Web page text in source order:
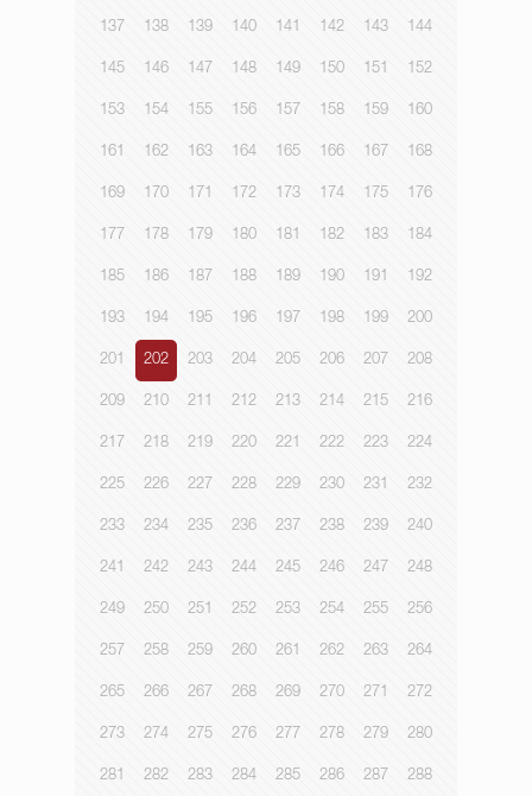
137 138 139 140 141 142 143 144
145 146 147 148 149 150 151 152
153 154 155 156 157 158 159 160
161 162 163 164 165 166 167 168
169 170 171 172 173 174 175 176
177 178 179 180 181 182 183 184
185 186 187 188 189 190 191 192
193 194 195 196 197 198 199 200
201 202 203 204 205 206 207 208
209 210 211 212 213 214 215 216
217 218 219 220 221 222 223 224
225 226 227 228 229 230 231 232
233 234 235 236 237 238 239 240
241 242 243 244 245 246 247 248
249 250 251 252 253 254 255 256
257 258 259 260 261 262 263 264
265 266 267 268 269 270 271 272
273 274 275 276 277 278 279 280
281 282 283 284 285 286 287 288